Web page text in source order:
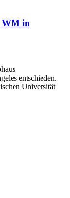
WM in
entschieden.
Universität